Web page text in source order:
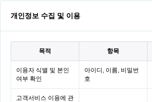
개인정보 수집 및 이용
목적 항목
이용자 식별 및 본인
여부 확인
아이디, 이름, 비밀번
호
고객서비스 이용에 관